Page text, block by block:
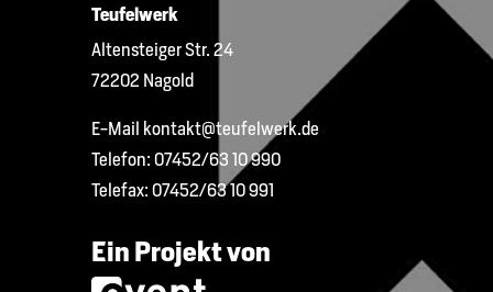
Teufelwerk
Altensteiger Str. 24
72202 Nagold
E-Mail kontakt@teufelwerk.de
Telefon:07452/63 10 990
Telefax:07452/63 10 991
Ein Projekt von